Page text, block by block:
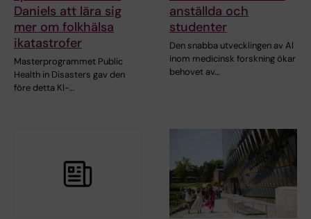
Daniels att lära sig
mer om folkhälsa
ikatastrofer
Masterprogrammet Public
Health in Disasters gav den
före detta KI-…
anställda och
studenter
Den snabba utvecklingen av AI
inom medicinsk forskning ökar
behovet av…